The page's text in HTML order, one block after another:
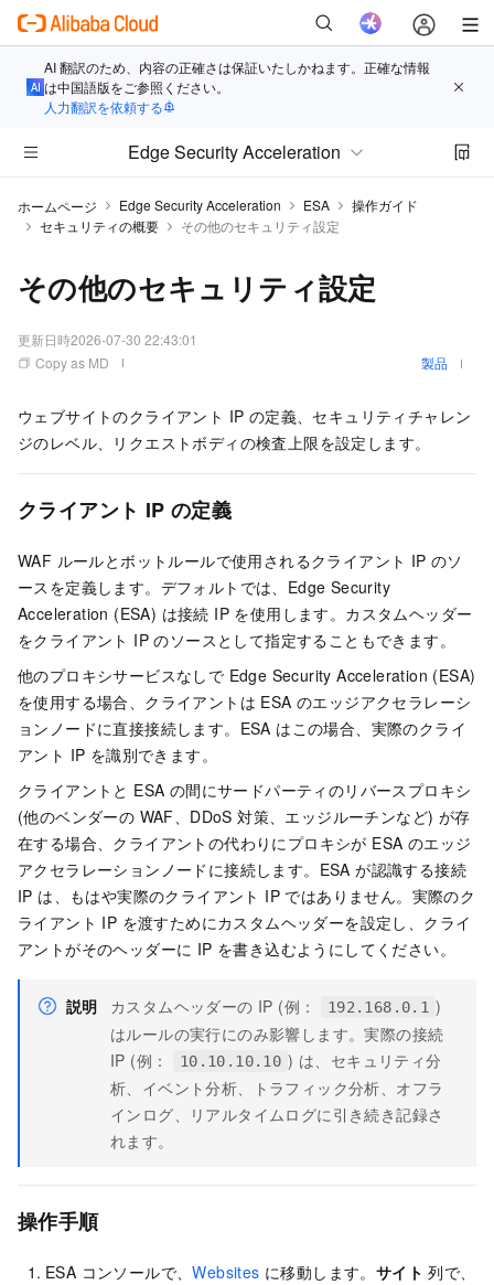
AI 翻訳のため、内容の正確さは保証いたしかねます。正確な情報
は中国語版をご参照ください。
人力翻訳を依頼する
Edge Security Acceleration
ホームページ Edge Security Acceleration ESA
操作ガイド
セキュリティの概要
その他のセキュリティ設定
その他のセキュリティ設定
更新日時2026-07-30 22:43:01
Copy as MD
製品
ウェブサイトのクライアント IP の定義、セキュリティチャレン
ジのレベル、リクエストボディの検査上限を設定します。
クライアント IP の定義
WAF ルールとボットルールで使用されるクライアント IP のソ
ースを定義します。デフォルトでは、Edge Security
Acceleration (ESA) は接続 IP を使用します。カスタムヘッダー
をクライアント IP のソースとして指定することもできます。
他のプロキシサービスなしで Edge Security Acceleration (ESA)
を使用する場合、クライアントは ESA のエッジアクセラレーシ
ョンノードに直接接続します。 ESA はこの場合、実際のクライ
アント IP を識別できます。
クライアントと ESA の間にサードパーティのリバースプロキシ
(他のベンダーの WAF、DDoS 対策、エッジルーチンなど) が存
在する場合、クライアントの代わりにプロキシが ESA のエッジ
アクセラレーションノードに接続します。 ESA が認識する接続
IP は、もはや実際のクライアント IP ではありません。実際のク
ライアント IP を渡すためにカスタムヘッダーを設定し、クライ
アントがそのヘッダーに IP を書き込むようにしてください。
説明 カスタムヘッダーの IP (例： 192.168.0.1 )
はルールの実行にのみ影響します。実際の接続
IP (例：
10.10.10.10 ) は、セキュリティ分
析、イベント分析、トラフィック分析、オフラ
インログ、リアルタイムログに引き続き記録さ
れます。
操作手順
ESA コンソールで、Websites に移動します。 サイト 列で、